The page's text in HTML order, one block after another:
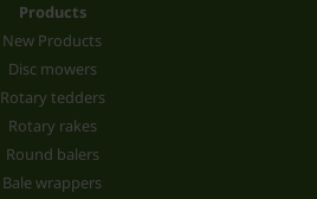
Products
New Products
Disc mowers
Rotary tedders
Rotary rakes
Round balers
Bale wrappers